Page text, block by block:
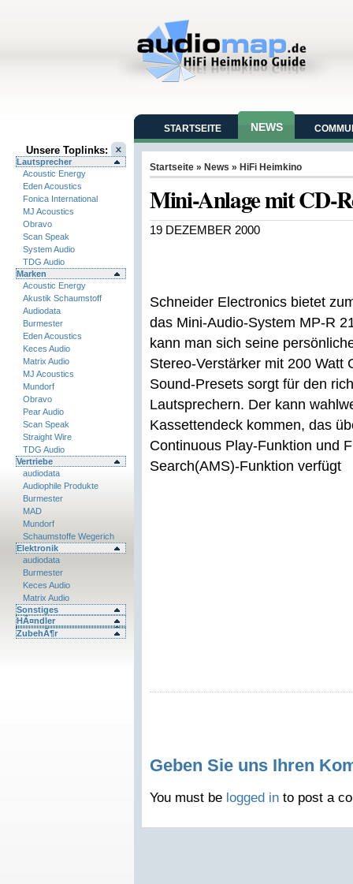
Unsere Toplinks:
Lautsprecher
Acoustic Energy
Eden Acoustics
Fonica International
MJ Acoustics
Obravo
Scan Speak
System Audio
TDG Audio
Marken
Acoustic Energy
Akustik Schaumstoff
Audiodata
Burmester
Eden Acoustics
Keces Audio
Matrix Audio
MJ Acoustics
Mundorf
Obravo
Pear Audio
Scan Speak
Straight Wire
TDG Audio
Vertriebe
audiodata
Audiophile Produkte
Burmester
MAD
Mundorf
Schaumstoffe Wegerich
Elektronik
audiodata
Burmester
Keces Audio
Matrix Audio
Sonstiges
HÃ¤ndler
ZubehÃ¶r
STARTSEITE NEWS
Startseite » News » HiFi Heimkino
Mini-Anlage mit CD-
19 DEZEMBER 2000
Schneider Electronics bietet
das Mini-Audio-System MP-R
kann man sich seine
Stereo-Verstärker mit 200 Watt
Sound-Presets sorgt für den
Lautsprechern. Der kann
Kassettendeck kommen, das
Continuous Play-Funktion und
Search(AMS)-Funktion verfügt
Geben Sie uns Ihren
You must be logged in to post a